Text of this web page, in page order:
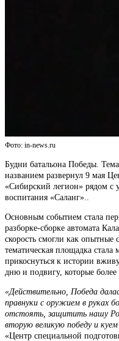
Фото: in-news.ru
Будни батальона Победы.
названием развернул 9 мая
«Сибирский легион» рядом с
воспитания «Саланг»..
Основным событием стала
разборке-сборке автомата
скорость смогли как опытные
тематическая площадка стала
прикоснуться к истории
дню и подвигу, которые более
«Действительно, Победа
правнуки с оружием в руках
отстоять, защитить нашу
вторую великую победу и куем
«Центр специальной